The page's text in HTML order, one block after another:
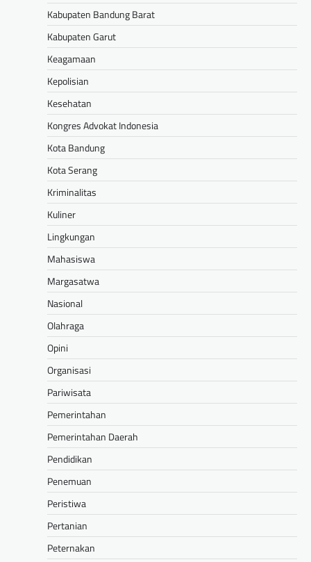
Kabupaten Bandung Barat
Kabupaten Garut
Keagamaan
Kepolisian
Kesehatan
Kongres Advokat Indonesia
Kota Bandung
Kota Serang
Kriminalitas
Kuliner
Lingkungan
Mahasiswa
Margasatwa
Nasional
Olahraga
Opini
Organisasi
Pariwisata
Pemerintahan
Pemerintahan Daerah
Pendidikan
Penemuan
Peristiwa
Pertanian
Peternakan